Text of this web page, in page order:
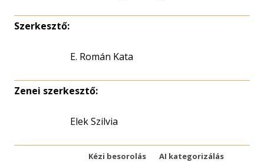
Szerkesztő:
E. Román Kata
Zenei szerkesztő:
Elek Szilvia
Kézi besorolás AI kategorizálás